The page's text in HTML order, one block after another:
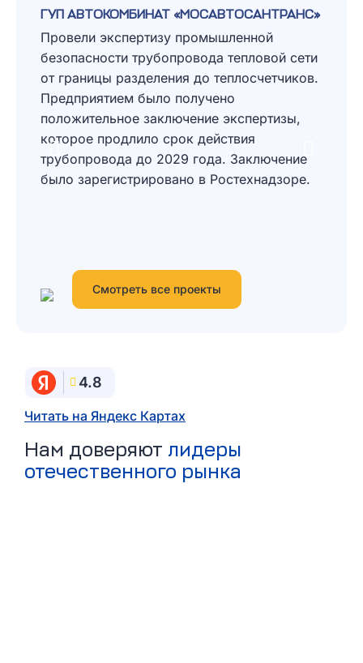
сети
ОБОСНОВАНИЕ БЕЗОПАСНОСТИ ДЛЯ ООО
Разработали обоснование безопасности
для склада опасных химических веществ.
рамках разработки обоснования смогли
утвердить возможность отказаться от
установки системы автоматического
непрерывного газового контроля.
Обоснование безопасности успешно
прошло экспертизу промышленной
Смотреть все проекты
4.8
Читать на Яндекс Картах
Нам доверяют лидеры
отечественного рынка